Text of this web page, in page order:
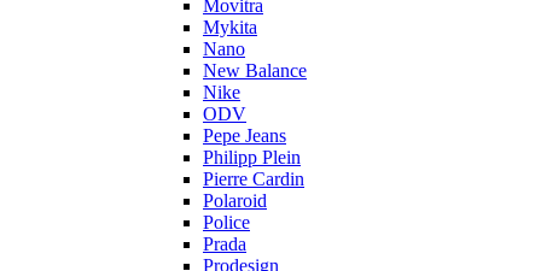
Movitra
Mykita
Nano
New Balance
Nike
ODV
Pepe Jeans
Philipp Plein
Pierre Cardin
Polaroid
Police
Prada
Prodesign